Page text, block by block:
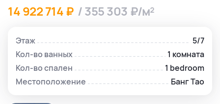
14 922 714 ₽ / 355 303 ₽/м²
Этаж
5/7
Кол-во ванных
1 комната
Кол-во спален
1 bedroom
Местоположение
Банг Тао